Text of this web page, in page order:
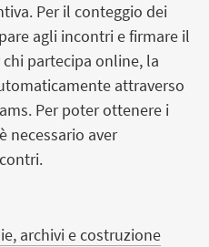
Per il conteggio dei
agli incontri e firmare il
partecipa online, la
attraverso
Per poter ottenere i
necessario aver
archivi e costruzione